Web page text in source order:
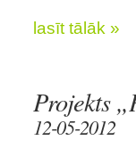
lasīt tālāk »
Projekts
12-05-2012